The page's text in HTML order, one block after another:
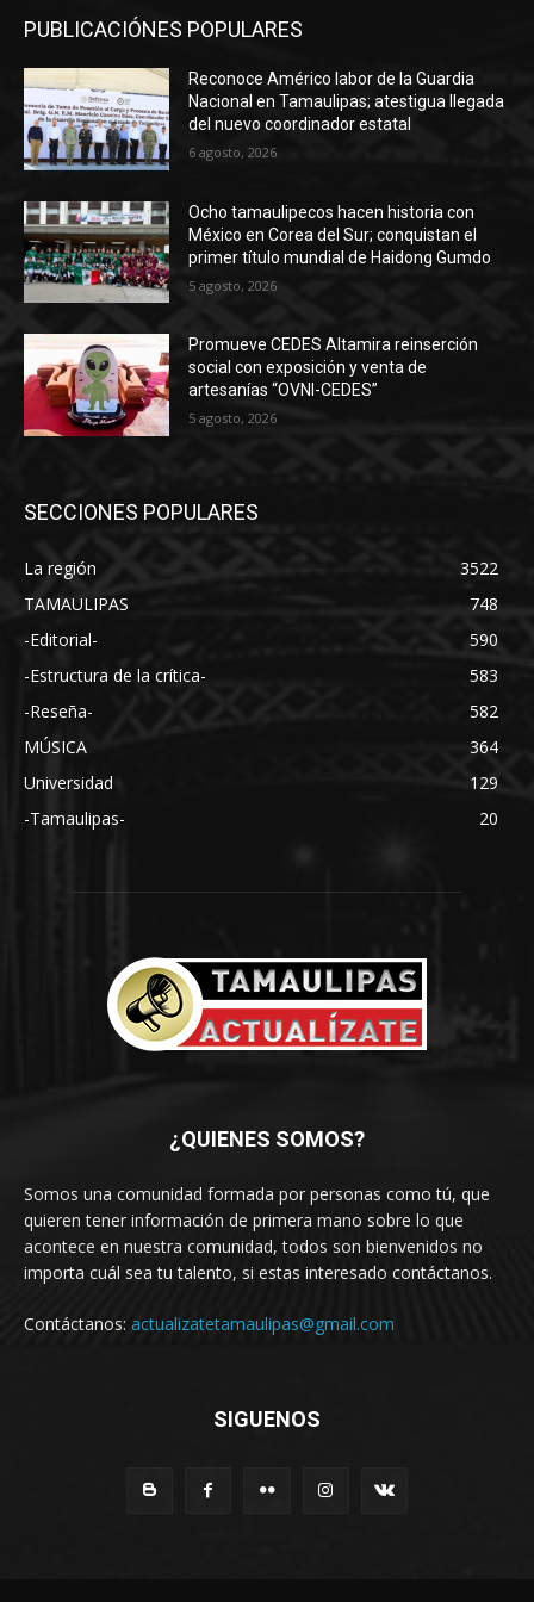
PUBLICACIÓNES POPULARES
Reconoce Américo labor de la Guardia
Nacional en Tamaulipas; atestigua llegada
del nuevo coordinador estatal
6 agosto, 2026
Ocho tamaulipecos hacen historia con
México en Corea del Sur; conquistan el
primer título mundial de Haidong Gumdo
5 agosto, 2026
Promueve CEDES Altamira reinserción
social con exposición y venta de
artesanías “OVNI-CEDES”
5 agosto, 2026
SECCIONES POPULARES
La región
3522
TAMAULIPAS
748
-Editorial-
590
-Estructura de la crítica-
583
-Reseña-
582
MÚSICA
364
Universidad
129
-Tamaulipas-
20
¿QUIENES SOMOS?
Somos una comunidad formada por personas como tú, que
quieren tener información de primera mano sobre lo que
acontece en nuestra comunidad, todos son bienvenidos no
importa cuál sea tu talento, si estas interesado contáctanos.
Contáctanos: actualizatetamaulipas@gmail.com
SIGUENOS